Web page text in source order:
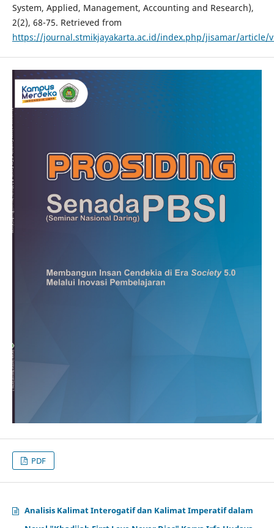
System, Applied, Management, Accounting and Research),
2(2), 68-75. Retrieved from
https://journal.stmikjayakarta.ac.id/index.php/jisamar/article/
PDF
Analisis Kalimat Interogatif dan Kalimat Imperatif dalam